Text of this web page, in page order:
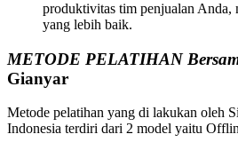
produktivitas tim penjualan Anda,
yang lebih baik.
METODE PELATIHAN
Gianyar
Metode pelatihan yang di lakukan oleh
Indonesia terdiri dari 2 model yaitu